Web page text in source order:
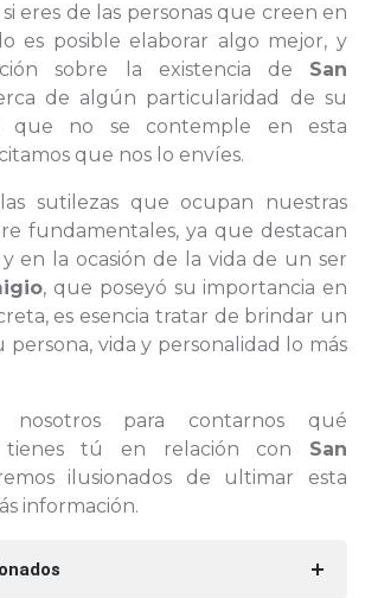
eres de las personas que creen en
es posible elaborar algo mejor, y
sobre la existencia de San
de algún particularidad de su
que no se contemple en esta
que nos lo envíes.
sutilezas que ocupan nuestras
fundamentales, ya que destacan
y en la ocasión de la vida de un ser
, que poseyó su importancia en
es esencia tratar de brindar un
persona, vida y personalidad lo más
nosotros para contarnos qué
tienes tú en relación con San
ilusionados de ultimar esta
información.